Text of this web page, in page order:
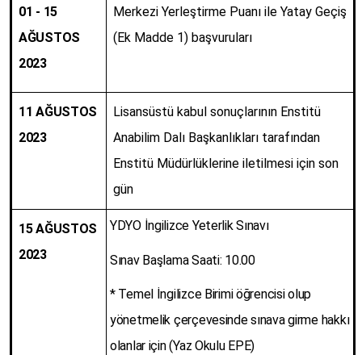
01 - 15
AĞUSTOS
2023
Merkezi Yerleştirme Puanı ile Yatay Geçiş
(Ek Madde 1) başvuruları
11 AĞUSTOS
2023
Lisansüstü kabul sonuçlarının Enstitü
Anabilim Dalı Başkanlıkları tarafından
Enstitü Müdürlüklerine iletilmesi için son
gün
15 AĞUSTOS
2023
YDYO İngilizce Yeterlik Sınavı
Sınav Başlama Saati: 10.00
* Temel İngilizce Birimi öğrencisi olup
yönetmelik çerçevesinde sınava girme hakkı
olanlar için (Yaz Okulu EPE)